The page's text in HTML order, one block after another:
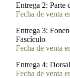
Entrega 2: Parte
Fecha de venta
Entrega 3:
Fascículo
Fecha de venta
Entrega 4:
Fecha de venta